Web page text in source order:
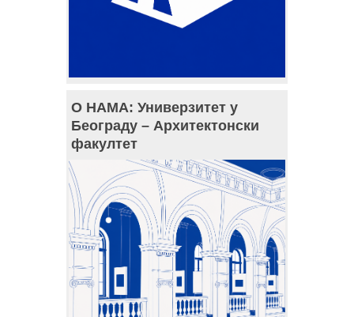
О НАМА: Универзитет у
Београду – Архитектонски
факултет